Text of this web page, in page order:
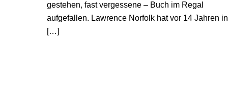
gestehen, fast vergessene – Buch im Regal
aufgefallen. Lawrence Norfolk hat vor 14 Jahren in
[…]